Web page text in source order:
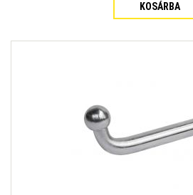
KOSÁRBA